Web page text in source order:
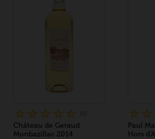
☆ ☆ ☆ ☆ ☆
Château de Geraud
Monbazillac 2014
☆ ☆
Paul
Hors